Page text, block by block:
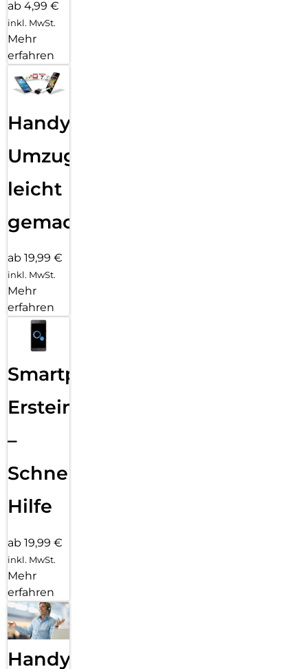
ab 4,99 €
inkl. MwSt.
Mehr
erfahren
Handy
Umzug
leicht
gemacht!
ab 19,99 €
inkl. MwSt.
Mehr
erfahren
Smartphone
Ersteinrichtung
–
Schnelle
Hilfe
ab 19,99 €
inkl. MwSt.
Mehr
erfahren
Handy